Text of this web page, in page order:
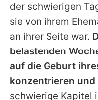
der schwierigen
sie von ihrem
an ihrer Seite war.
belastenden
auf die Geburt
konzentrieren und
schwierige Kapitel